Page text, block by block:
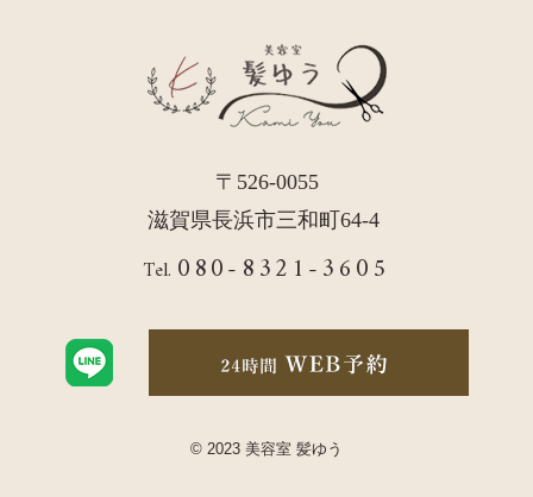
〒526-0055
滋賀県長浜市三和町64-4
Tel. 080-8321-3605
© 2023 美容室 髪ゆう